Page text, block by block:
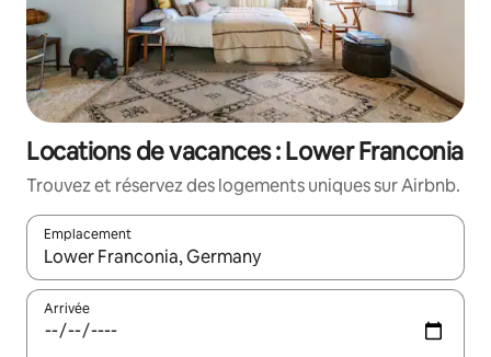
Locations de vacances : Lower Franconia
Trouvez et réservez des logements uniques sur Airbnb.
Emplacement
Quand les résultats sont affichés, parcourez-les en utilisant
Arrivée